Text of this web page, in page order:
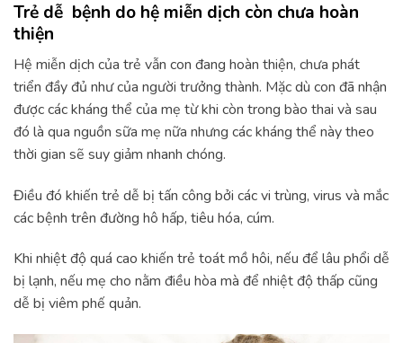
Trẻ dễ bệnh do hệ miễn dịch còn chưa hoàn
thiện
Hệ miễn dịch của trẻ vẫn con đang hoàn thiện, chưa phát
triển đầy đủ như của người trưởng thành. Mặc dù con đã nhận
được các kháng thể của mẹ từ khi còn trong bào thai và sau
đó là qua nguồn sữa mẹ nữa nhưng các kháng thể này theo
thời gian sẽ suy giảm nhanh chóng.
Điều đó khiến trẻ dễ bị tấn công bởi các vi trùng, virus và mắc
các bệnh trên đường hô hấp, tiêu hóa, cúm.
Khi nhiệt độ quá cao khiến trẻ toát mồ hôi, nếu để lâu phổi dễ
bị lạnh, nếu mẹ cho nằm điều hòa mà để nhiệt độ thấp cũng
dễ bị viêm phế quản.